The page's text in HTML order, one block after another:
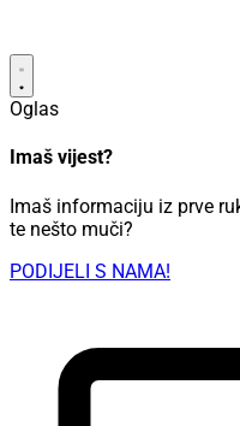
Oglas
Imaš vijest?
Imaš informaciju iz prve
te nešto muči?
PODIJELI S NAMA!